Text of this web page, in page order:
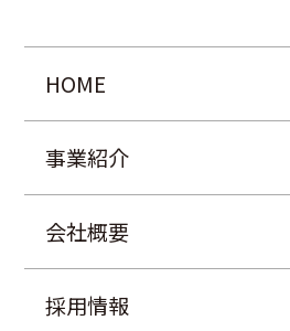
HOME
事業紹介
会社概要
採用情報